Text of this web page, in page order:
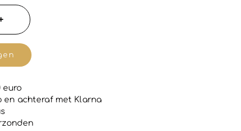
euro
en achteraf met Klarna